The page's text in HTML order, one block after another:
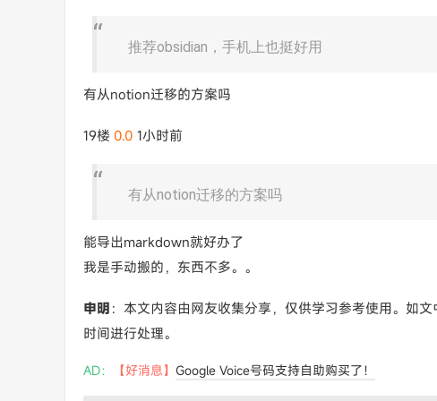
推荐obsidian，手机上也挺好用
有从notion迁移的方案吗
19楼 0.0 1小时前
有从notion迁移的方案吗
能导出markdown就好办了
我是手动搬的，东西不多。。
申明 ：本文内容由网友收集分享，仅供学习参考使用。如
时间进行处理。
AD： 【好消息】 Google Voice号码支持自助购买了！